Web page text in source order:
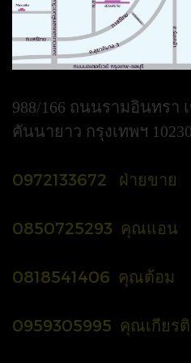
988/166 ถนนรามอินทรา
คันนายาว กรุงเทพฯ 10230
0972133672 ฝ่ายขาย
0850725293 คุณแอน
0818541406 คุณต้อม
0959305995 คุณเกียรติ